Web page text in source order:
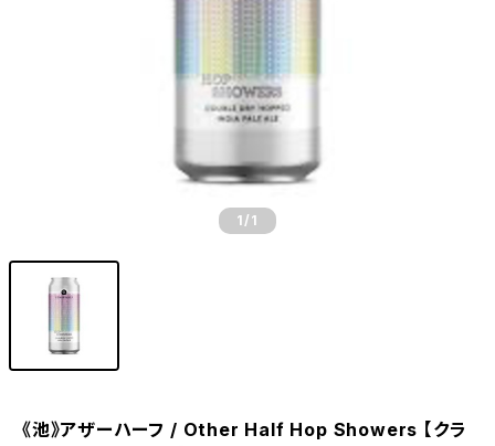
1 /1
《池》アザーハーフ / Other Half Hop Showers 【クラ